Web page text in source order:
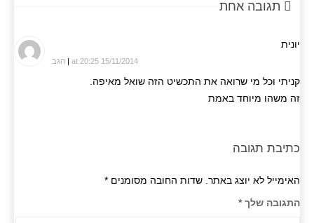
תגובה אחת
יונית
15/11/2014 at 20:25
| הגב
קניתי וכל מי שרואה את התכשיט הזה שואל מאיפה.
זה משהו מיוחד באמת
כתיבת תגובה
האימייל לא יוצג באתר. שדות החובה מסומנים *
התגובה שלך*